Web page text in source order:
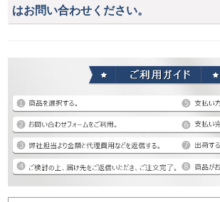
はお問い合わせください。